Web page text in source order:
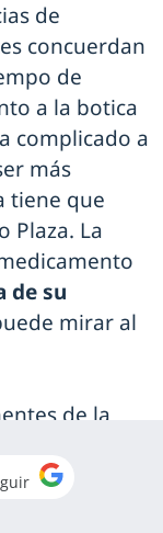
de
concuerdan
de
a la botica
complicado a
más
tiene que
Plaza. La
de su
mirar al